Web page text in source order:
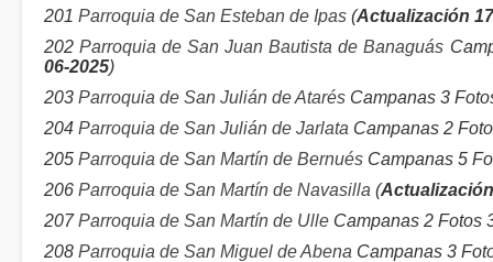
201 Parroquia de San Esteban de Ipas (Actualización
202Parroquia de San Juan Bautista de Banaguás
06-2025)
203 Parroquia de San Julián de Atarés Campanas 3
204 Parroquia de San Julián de Jarlata Campanas 2
205 Parroquia de San Martín de Bernués Campanas 5
206 Parroquia de San Martín de Navasilla (
207Parroquia de San Martín de Ulle Campanas 2 Fotos
208 Parroquia de San Miguel de Abena Campanas 3